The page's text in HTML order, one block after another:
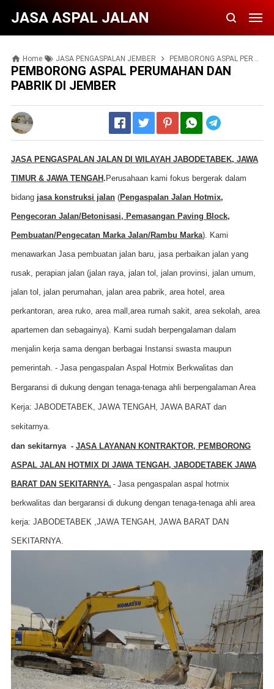
JASA ASPAL JALAN
Home JASA PENGASPALAN JEMBER PEMBORONG ASPAL PERUMAHAN DAN PABRIK DI JEMBER
PEMBORONG ASPAL PERUMAHAN DAN
PABRIK DI JEMBER
JASA PENGASPALAN JALAN DI WILAYAH JABODETABEK, JAWA
TIMUR & JAWA TENGAH. Perusahaan kami fokus bergerak dalam
bidang jasa konstruksi jalan(Pengaspalan Jalan Hotmix,
Pengecoran Jalan/Betonisasi, Pemasangan Paving Block,
Pembuatan/Pengecatan Marka Jalan/Rambu Marka). Kami
menawarkan Jasa pembuatan jalan baru, jasa perbaikan jalan yang
rusak, perapian jalan (jalan raya, jalan tol, jalan provinsi, jalan umum,
jalan tol, jalan perumahan, jalan area pabrik, area hotel, area
perkantoran, area ruko, area mall,area rumah sakit, area sekolah, area
apartemen dan sebagainya). Kami sudah berpengalaman dalam
menjalin kerja sama dengan berbagai Instansi swasta maupun
pemerintah. - Jasa pengaspalan Aspal Hotmix Berkwalitas dan
Bergaransi di dukung dengantenaga-tenaga ahli berpengalamanArea
Kerja: JABODETABEK, JAWA TENGAH, JAWA BARATdan
sekitarnya.
dan sekitarnya - JASA LAYANAN KONTRAKTOR, PEMBORONG
ASPAL JALAN HOTMIX DI JAWA TENGAH, JABODETABEK JAWA
BARAT DAN SEKITARNYA. - Jasa pengaspalan aspal hotmix
berkwalitas dan bergaransi di dukung dengan tenaga-tenaga ahli area
kerja: JABODETABEK ,JAWA TENGAH, JAWA BARAT DAN
SEKITARNYA.